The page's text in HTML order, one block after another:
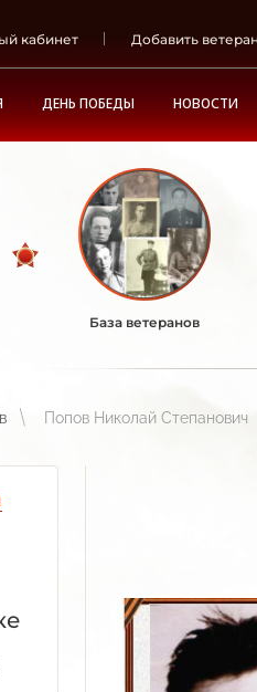
кабинет Добавить
ДЕНЬ ПОБЕДЫ НОВОСТИ
База ветеранов
Попов Николай Степанович